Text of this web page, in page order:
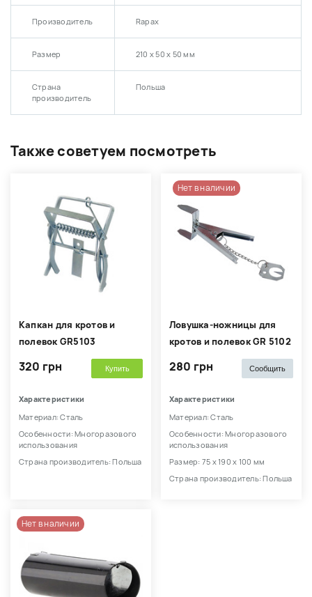
Производитель Rapax
Размер 210 х 50 х 50 мм
Страна
производитель
Польша
Также советуем посмотреть
Капкан для кротов и
полевок GR5103
320 грн Купить
Характеристики
Материал: Сталь
Особенности: Многоразового
использования
Страна производитель: Польша
Нет в наличии
Ловушка-ножницы для
кротов и полевок GR 5102
280 грн Сообщить
Характеристики
Материал: Сталь
Особенности: Многоразового
использования
Размер: 75 х 190 х 100 мм
Страна производитель: Польша
Нет в наличии